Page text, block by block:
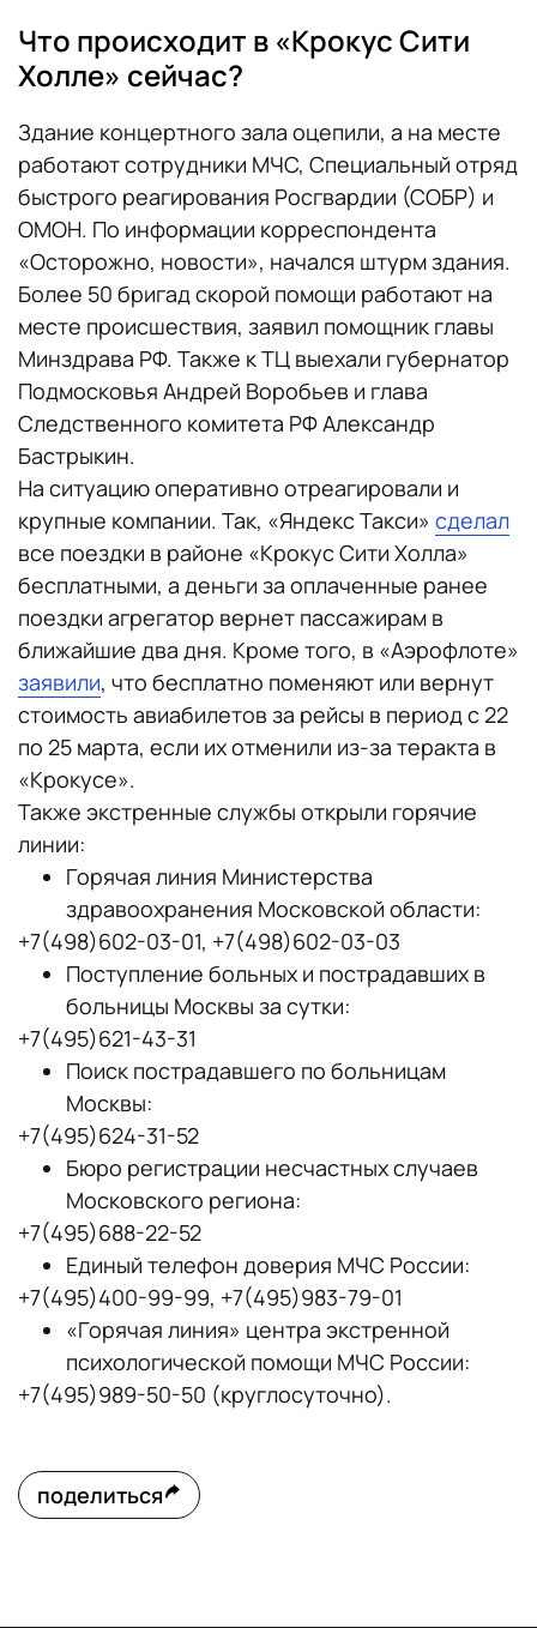
Что происходит в «Крокус Сити
Холле» сейчас?
Здание концертного зала оцепили, а на месте
работают сотрудники МЧС, Специальный отряд
быстрого реагирования Росгвардии (СОБР) и
ОМОН. По информации корреспондента
«Осторожно, новости», начался штурм здания.
Более 50 бригад скорой помощи работают на
месте происшествия, заявил помощник главы
Минздрава РФ. Также к ТЦ выехали губернатор
Подмосковья Андрей Воробьев и глава
Следственного комитета РФ Александр
Бастрыкин.
На ситуацию оперативно отреагировали и
крупные компании. Так, «Яндекс Такси» сделал
все поездки в районе «Крокус Сити Холла»
бесплатными, а деньги за оплаченные ранее
поездки агрегатор вернет пассажирам в
ближайшие два дня. Кроме того, в «Аэрофлоте»
заявили, что бесплатно поменяют или вернут
стоимость авиабилетов за рейсы в период с 22
по 25 марта, если их отменили из-за теракта в
«Крокусе».
Также экстренные службы открыли горячие
линии:
Горячая линия Министерства
здравоохранения Московской области:
+7(498)602-03-01, +7(498)602-03-03
Поступление больных и пострадавших в
больницы Москвы за сутки:
+7(495)621-43-31
Поиск пострадавшего по больницам
Москвы:
+7(495)624-31-52
Бюро регистрации несчастных случаев
Московского региона:
+7(495)688-22-52
Единый телефон доверия МЧС России:
+7(495)400-99-99, +7(495)983-79-01
«Горячая линия» центра экстренной
психологической помощи МЧС России:
+7(495)989-50-50 (круглосуточно).
поделиться